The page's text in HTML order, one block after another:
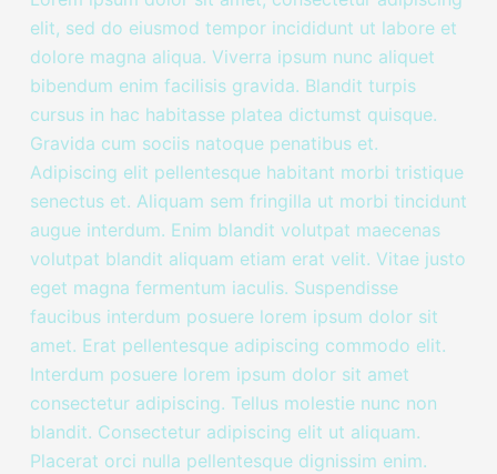
elit, sed do eiusmod tempor incididunt ut labore et
dolore magna aliqua. Viverra ipsum nunc aliquet
bibendum enim facilisis gravida. Blandit turpis
cursus in hac habitasse platea dictumst quisque.
Gravida cum sociis natoque penatibus et.
Adipiscing elit pellentesque habitant morbi tristique
senectus et. Aliquam sem fringilla ut morbi tincidunt
augue interdum. Enim blandit volutpat maecenas
volutpat blandit aliquam etiam erat velit. Vitae justo
eget magna fermentum iaculis. Suspendisse
faucibus interdum posuere lorem ipsum dolor sit
amet. Erat pellentesque adipiscing commodo elit.
Interdum posuere lorem ipsum dolor sit amet
consectetur adipiscing. Tellus molestie nunc non
blandit. Consectetur adipiscing elit ut aliquam.
Placerat orci nulla pellentesque dignissim enim.